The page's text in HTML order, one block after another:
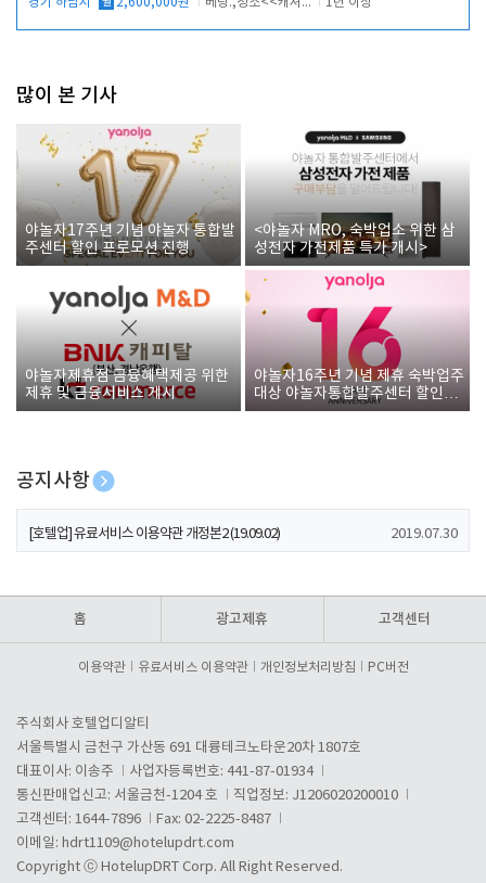
경기 하남시 2,600,000원 베팅.,청소<<캐셔 모셔봅니다. 1년 이상
많이 본 기사
야놀자17주년 기념 야놀자 통합발
주센터 할인 프로모션 진행
<야놀자 MRO, 숙박업소 위한 삼
성전자 가전제품 특가 개시>
야놀자제휴점 금융혜택제공 위한
제휴 및 금융서비스 게시
야놀자16주년 기념 제휴 숙박업주
대상 야놀자통합발주센터 할인쿠
폰 증정
공지사항
[호텔업] 개인정보 처리방침 개정본1 (19.09.02)
[호텔업] 유료서비스 이용약관 개정본2 (19.09.02) 2019.07.30
홈 광고제휴 고객센터
이용약관 유료서비스 이용약관 개인정보처리방침 PC버전
주식회사 호텔업디알티
서울특별시 금천구 가산동 691 대륭테크노타운20차 1807호
대표이사: 이송주
사업자등록번호: 441-87-01934
통신판매업신고: 서울금천-1204 호
직업정보: J1206020200010
고객센터: 1644-7896
Fax: 02-2225-8487
이메일: hdrt1109@hotelupdrt.com
Copyright ⓒ HotelupDRT Corp. All Right Reserved.